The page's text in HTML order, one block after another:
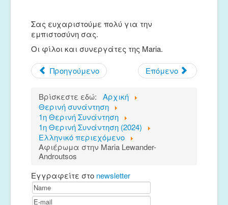
Σας ευχαριστούμε πολύ για την
εμπιστοσύνη σας.
Οι φίλοι και συνεργάτες της Maria.
Προηγούμενο Επόμενο
Βρίσκεστε εδώ:
Αρχική
Θερινή συνάντηση
1η Θερινή Συνάντηση
1η Θερινή Συνάντηση (2024)
Ελληνικό περιεχόμενο
Αφιέρωμα στην Maria Lewander-
Androutsos
Εγγραφείτε στο newsletter